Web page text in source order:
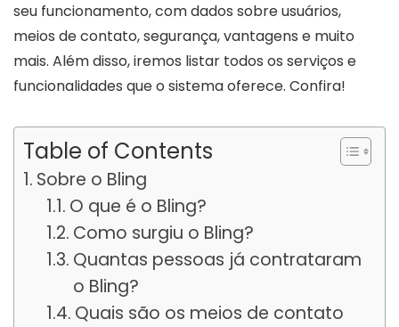
seu funcionamento, com dados sobre usuários,
meios de contato, segurança, vantagens e muito
mais. Além disso, iremos listar todos os serviços e
funcionalidades que o sistema oferece. Confira!
Table of Contents
Sobre o Bling
O que é o Bling?
Como surgiu o Bling?
Quantas pessoas já contrataram
o Bling?
Quais são os meios de contato